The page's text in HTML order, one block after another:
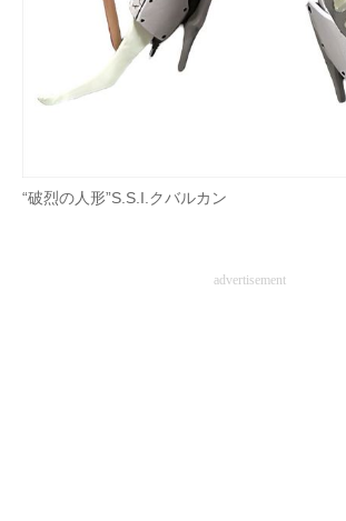
“破烈の人形”S.S.I.クバルカン
advertisement